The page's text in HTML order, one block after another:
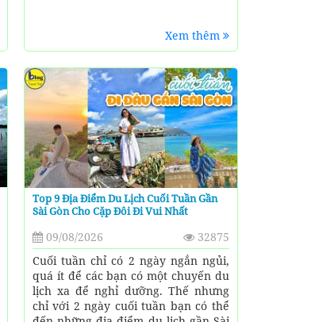
Xem thêm
Top 9 Địa Điểm Du Lịch Cuối Tuần Gần
Sài Gòn Cho Cặp Đôi Đi Vui Nhất
09/08/2026
32875
Cuối tuần chỉ có 2 ngày ngắn ngủi,
quá ít để các bạn có một chuyến du
lịch xa để nghỉ dưỡng. Thế nhưng
chỉ với 2 ngày cuối tuần bạn có thể